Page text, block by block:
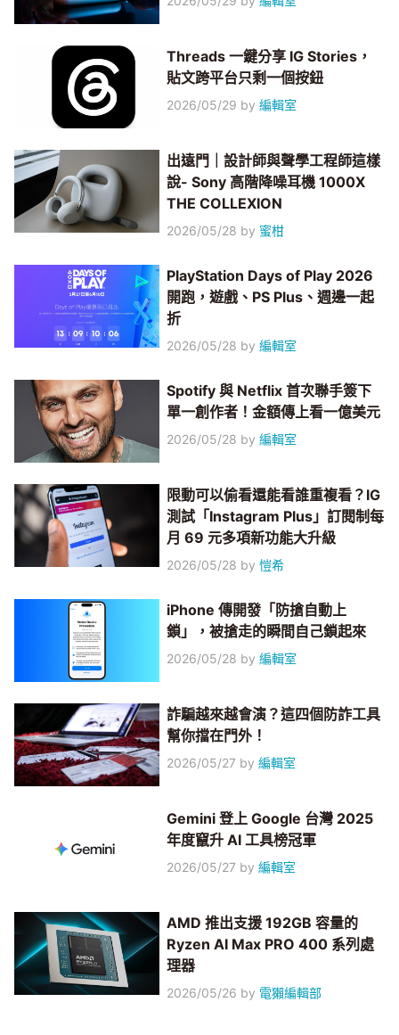
Threads 一鍵分享 IG Stories，
貼文跨平台只剩一個按鈕
2026/05/29 by編輯室
出遠門｜設計師與聲學工程師這樣
說- Sony 高階降噪耳機 1000X
THE COLLEXION
2026/05/28 by 蜜柑
PlayStation Days of Play 2026
開跑，遊戲、PS Plus、週邊一起
折
2026/05/28 by編輯室
Spotify 與 Netflix 首次聯手簽下
單一創作者！金額傳上看一億美元
2026/05/28 by編輯室
限動可以偷看還能看誰重複看？IG
測試「Instagram Plus」訂閱制每
月 69 元多項新功能大升級
2026/05/28 by愷希
iPhone 傳開發「防搶自動上
鎖」，被搶走的瞬間自己鎖起來
2026/05/28 by編輯室
詐騙越來越會演？這四個防詐工具
幫你擋在門外！
2026/05/27 by編輯室
Gemini 登上 Google 台灣 2025
年度竄升 AI 工具榜冠軍
2026/05/27 by編輯室
AMD 推出支援 192GB 容量的
Ryzen AI Max PRO 400 系列處
理器
2026/05/26 by 電獺編輯部